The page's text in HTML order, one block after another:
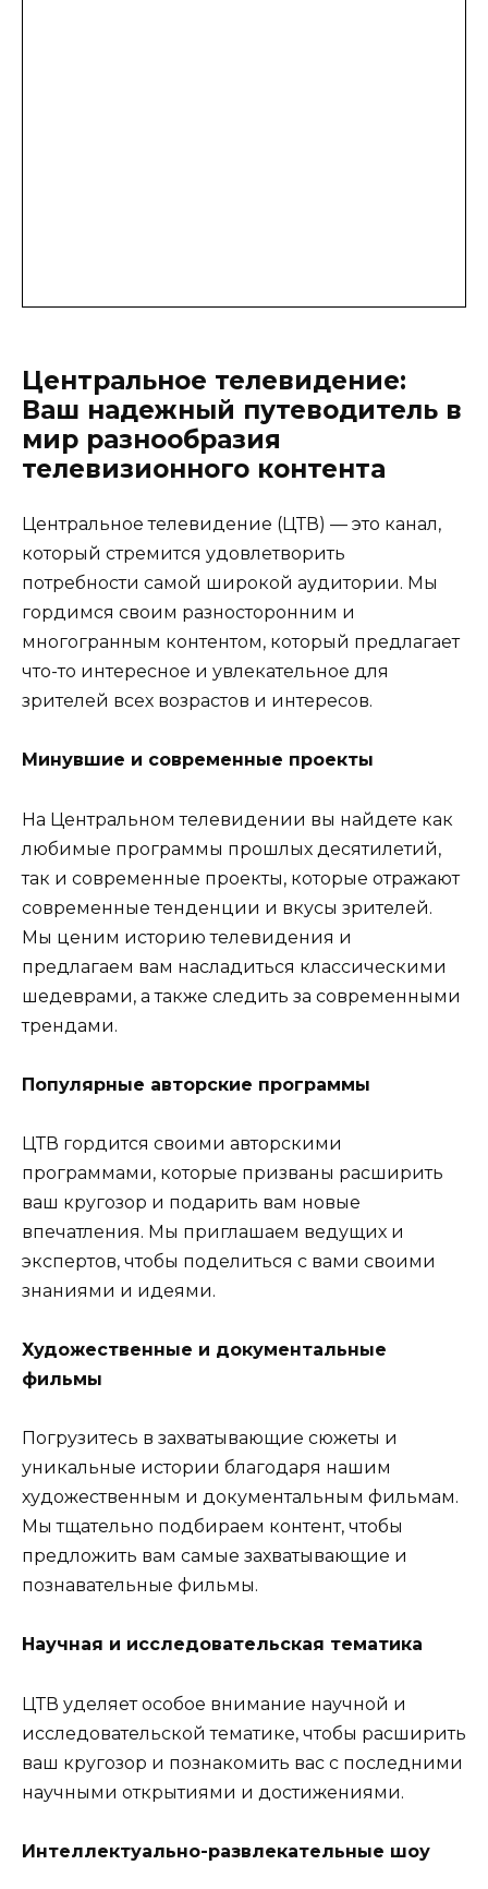
Центральное телевидение:
Ваш надежный путеводитель в
мир разнообразия
телевизионного контента
Центральное телевидение (ЦТВ) — это канал,
который стремится удовлетворить
потребности самой широкой аудитории. Мы
гордимся своим разносторонним и
многогранным контентом, который предлагает
что-то интересное и увлекательное для
зрителей всех возрастов и интересов.
Минувшие и современные проекты
На Центральном телевидении вы найдете как
любимые программы прошлых десятилетий,
так и современные проекты, которые отражают
современные тенденции и вкусы зрителей.
Мы ценим историю телевидения и
предлагаем вам насладиться классическими
шедеврами, а также следить за современными
трендами.
Популярные авторские программы
ЦТВ гордится своими авторскими
программами, которые призваны расширить
ваш кругозор и подарить вам новые
впечатления. Мы приглашаем ведущих и
экспертов, чтобы поделиться с вами своими
знаниями и идеями.
Художественные и документальные
фильмы
Погрузитесь в захватывающие сюжеты и
уникальные истории благодаря нашим
художественным и документальным фильмам.
Мы тщательно подбираем контент, чтобы
предложить вам самые захватывающие и
познавательные фильмы.
Научная и исследовательская тематика
ЦТВ уделяет особое внимание научной и
исследовательской тематике, чтобы расширить
ваш кругозор и познакомить вас с последними
научными открытиями и достижениями.
Интеллектуально-развлекательные шоу